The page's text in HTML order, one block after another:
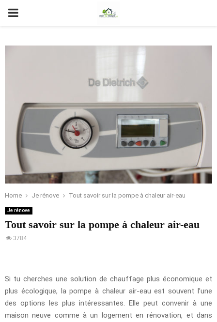
PRIMARY
Home Je rénove Tout savoir sur la pompe à chaleur air-eau
Je rénove
Tout savoir sur la pompe à chaleur air-eau
3784
Si tu cherches une solution de chauffage plus économique et
plus écologique, la pompe à chaleur air-eau est souvent l’une
des options les plus intéressantes. Elle peut convenir à une
maison neuve comme à un logement en rénovation, et dans